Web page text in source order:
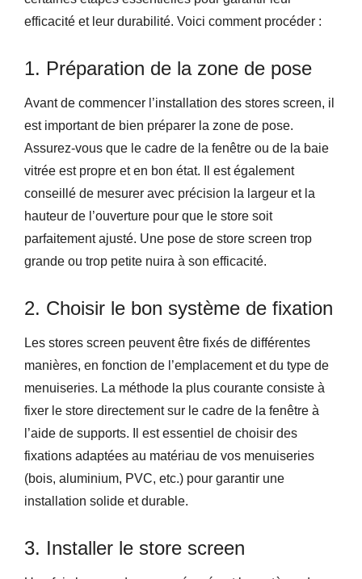
efficacité et leur durabilité. Voici comment procéder :
1. Préparation de la zone de pose
Avant de commencer l’installation des stores screen, il
est important de bien préparer la zone de pose.
Assurez-vous que le cadre de la fenêtre ou de la baie
vitrée est propre et en bon état. Il est également
conseillé de mesurer avec précision la largeur et la
hauteur de l’ouverture pour que le store soit
parfaitement ajusté. Une pose de store screen trop
grande ou trop petite nuira à son efficacité.
2. Choisir le bon système de fixation
Les stores screen peuvent être fixés de différentes
manières, en fonction de l’emplacement et du type de
menuiseries. La méthode la plus courante consiste à
fixer le store directement sur le cadre de la fenêtre à
l’aide de supports. Il est essentiel de choisir des
fixations adaptées au matériau de vos menuiseries
(bois, aluminium, PVC, etc.) pour garantir une
installation solide et durable.
3. Installer le store screen